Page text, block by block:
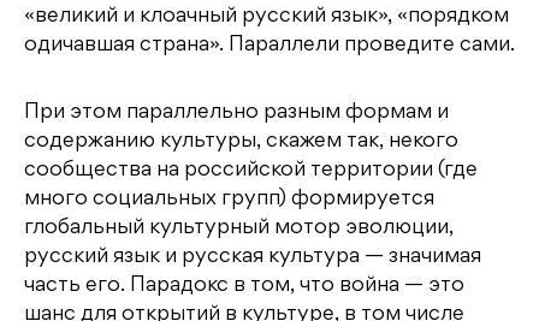
«великий и клоачный русский язык», «порядком
одичавшая страна». Параллели проведите сами.
При этом параллельно разным формам и
содержанию культуры, скажем так, некого
сообщества на российской территории (где
много социальных групп) формируется
глобальный культурный мотор эволюции,
русский язык и русская культура — значимая
часть его. Парадокс в том, что война — это
шанс для открытий в культуре, в том числе